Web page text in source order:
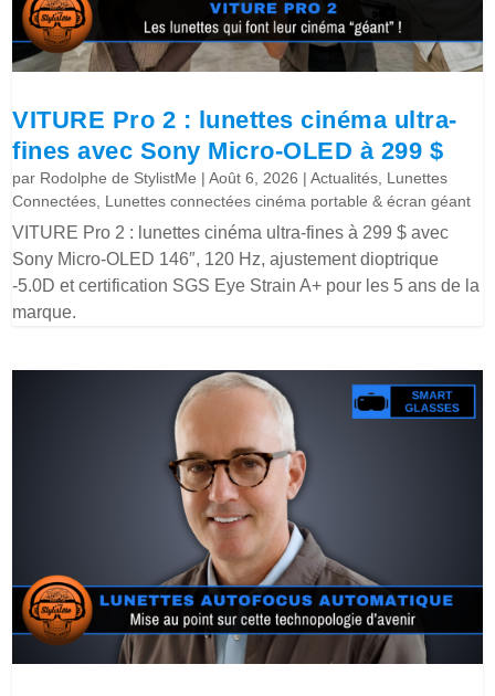
VITURE Pro 2 : lunettes cinéma ultra-
fines avec Sony Micro-OLED à 299 $
par Rodolphe de StylistMe |Août 6, 2026 |Actualités Lunettes
Connectées Lunettes connectées cinéma portable & écran géant
VITURE Pro 2 : lunettes cinéma ultra-fines à 299 $ avec
Sony Micro-OLED 146″, 120 Hz, ajustement dioptrique
-5.0D et certification SGS Eye Strain A+ pour les 5 ans de la
marque.